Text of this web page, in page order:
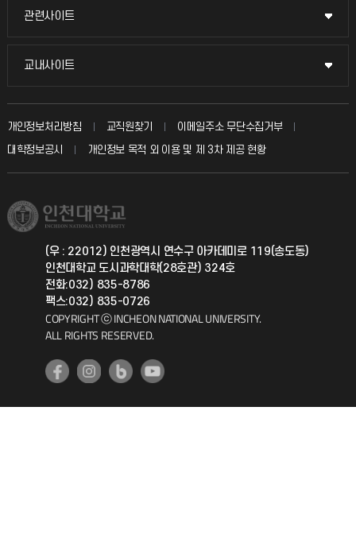
입학안내
취업정보(학생)
묻고 답하기
칭찬마당
학생서비스 지킴이
관련사이트
관련사이트
국방헬프콜
총동문회
교내사이트
교내사이트
교수회
교육혁신본부
국제지원과
공자아카데미
기초교육원
개인정보처리방침 교직원찾기
이메일주소 무단수집거부
대학정보공시
개인정보 목적 외 이용 및 제 3차 제공 현황
(우 : 22012) 인천광역시 연수구 아카데미로 119(송도동)
인천대학교 도시과학대학(28호관) 324호
전화:032) 835-8786
팩스:032) 835-0726
COPYRIGHT ⓒ INCHEON NATIONAL UNIVERSITY.
ALL RIGHTS RESERVED.